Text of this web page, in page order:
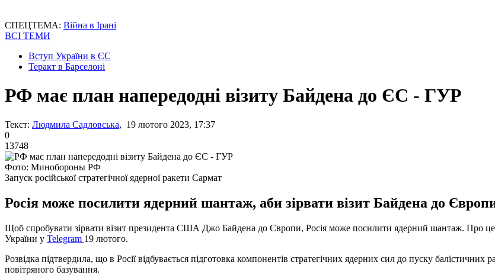
СПЕЦТЕМА: Війна в Ірані
ВСІ ТЕМИ
Вступ України в ЄС
Теракт в Барселоні
РФ має план напередодні візиту Байдена до ЄС - ГУР
Текст: Людмила Садловська, 19 лютого 2023, 17:37
0
13748
Фото: Минобороны РФ
Запуск російської стратегічної ядерної ракети Сармат
Росія може посилити ядерний шантаж, аби зірвати візит Байдена до
Щоб спробувати зірвати візит президента США Джо Байдена до Європи, Росія може посилити ядерний шантаж. Про це
України у Telegram 19 лютого.
Розвідка підтвердила, що в Росії відбувається підготовка компонентів стратегічних ядерних сил до пуску
повітряного базування.